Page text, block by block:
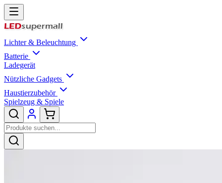
Lichter & Beleuchtung
Batterie
Ladegerät
Nützliche Gadgets
Haustierzubehör
Spielzeug & Spiele